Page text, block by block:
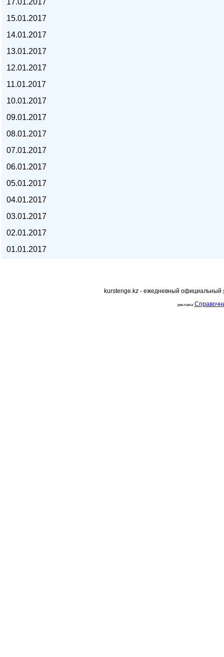
курс евро, курс рубля -
17.01.2017
15.01.2017
14.01.2017
13.01.2017
12.01.2017
11.01.2017
10.01.2017
09.01.2017
08.01.2017
07.01.2017
06.01.2017
05.01.2017
04.01.2017
03.01.2017
02.01.2017
01.01.2017
kurstenge.kz - ежедневный официальный
реклама